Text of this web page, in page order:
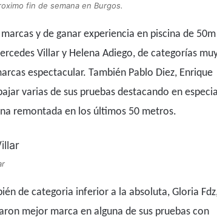
fin de semana en Burgos.
y de ganar experiencia en piscina de 50m
Villar y Helena Adiego, de categorías
espectacular. También Pablo Diez, Enrique
varias de sus pruebas destacando en
remontada en los últimos 50 metros.
de categoria inferior a la absoluta, Gloria
mejor marca en alguna de sus pruebas con